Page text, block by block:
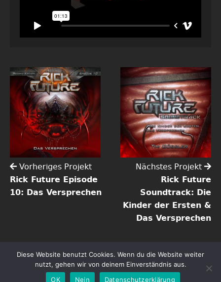
Vorheriges Projekt
Rick Future Episode
10: Das Versprechen
Nächstes Projekt
Rick Future
Soundtrack: Die
Kinder der Ersten &
Das Versprechen
Copyright ©2026 Tim Gössler | Alle Rechte vorbehalten.
Impressum
Datenschutz
Diese Website benutzt Cookies. Wenn du die Website weiter
nutzt, gehen wir von deinem Einverständnis aus.
OK
Nein Datenschutzerklärung